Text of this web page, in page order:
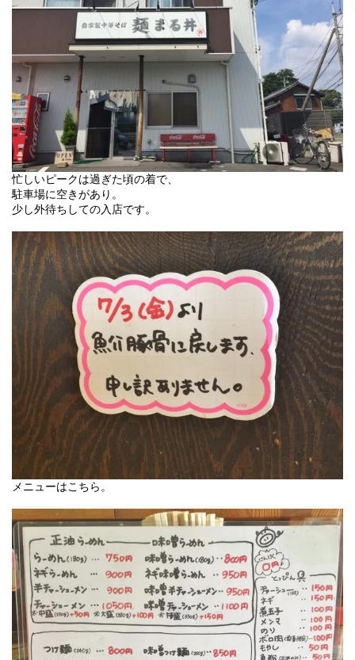
忙しいピークは過ぎた頃の着で、
駐車場に空きがあり。
少し外待ちしての入店です。
メニューはこちら。